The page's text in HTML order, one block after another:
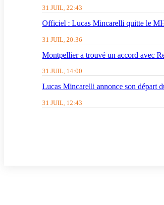
31 JUIL, 22:43
Officiel : Lucas Mincarelli quitte le
31 JUIL, 20:36
Montpellier a trouvé un accord avec
31 JUIL, 14:00
Lucas Mincarelli annonce son départ
31 JUIL, 12:43